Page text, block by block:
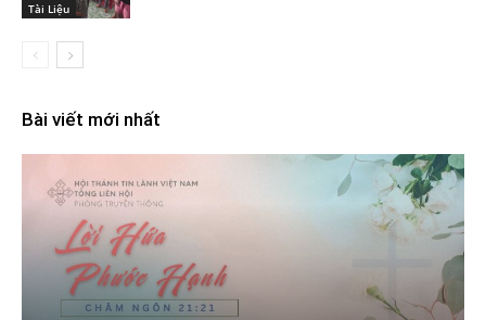
Tài Liệu
Bài viết mới nhất